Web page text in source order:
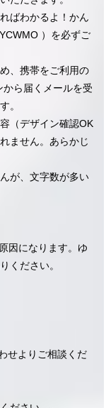
ばわかるよ！かん
）を必ずご
、携帯をご利用の
ら届くメールを受
。
（デザイン確認OK
ません。あらかじ
が、文字数が多い
因になります。ゆ
ください。
せよりご相談くだ